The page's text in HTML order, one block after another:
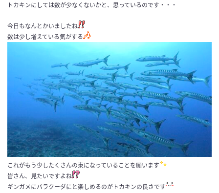
トカキンにしては数が少なくないかと、思っているのです・・・
今日もなんとかいましたね
数は少し増えている気がする
これがもう少したくさんの束になっていることを願います
皆さん、見たいですよね
ギンガメにバラクーダにと楽しめるのがトカキンの良さです